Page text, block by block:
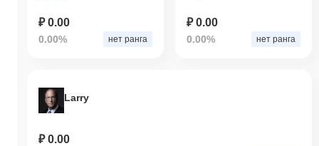
₽ 0.00
0.00% нет ранга
₽ 0.00
0.00% нет ранга
Larry
₽ 0.00